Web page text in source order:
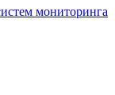
мониторинга